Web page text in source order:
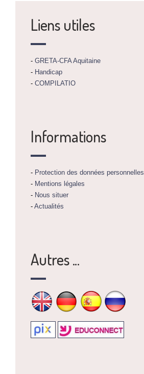
Liens utiles
- GRETA-CFA Aquitaine
- Handicap
- COMPILATIO
Informations
- Protection des données personnelles
- Mentions légales
- Nous situer
- Actualités
Autres ...